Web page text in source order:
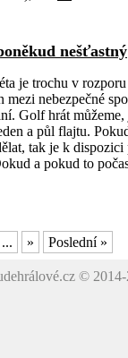
nešťastný
je trochu v
nebezpečné
Golf hrát
a půl flajtu.
tak je k
a pokud to
... » Poslední »
©